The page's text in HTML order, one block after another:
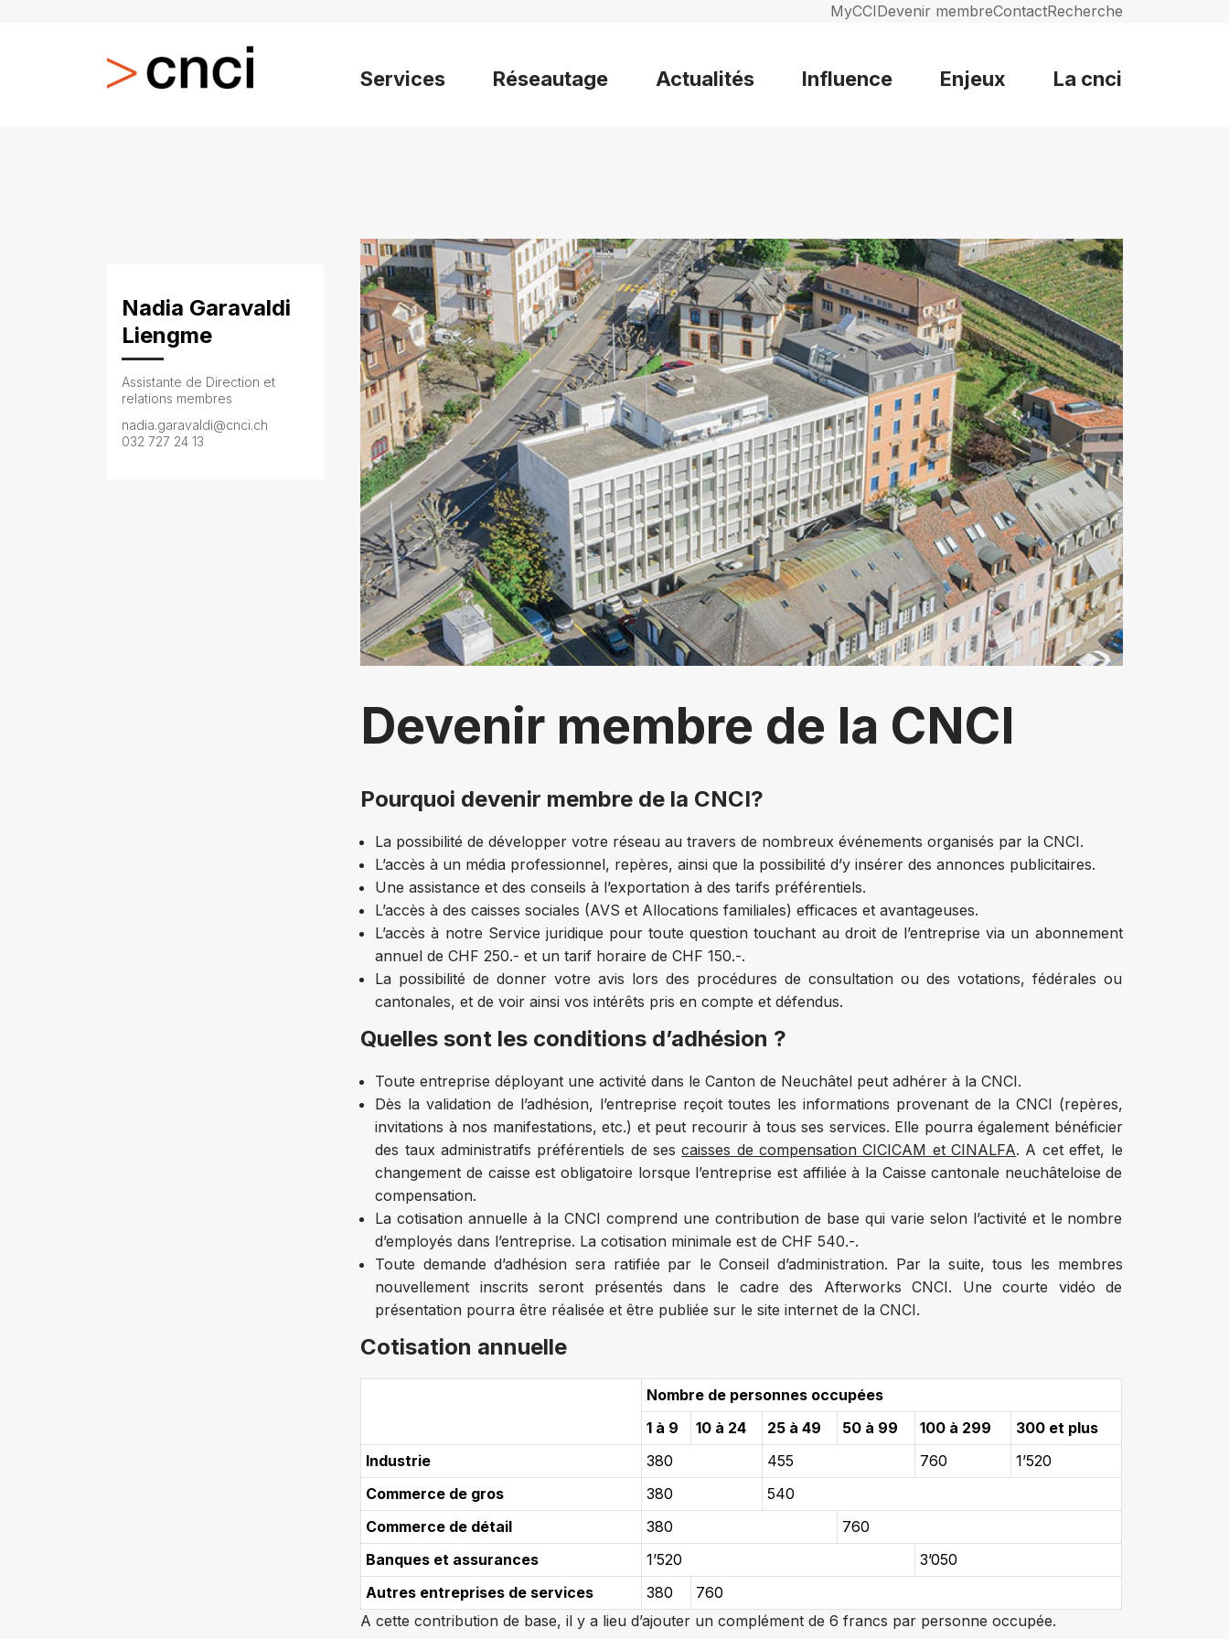
MyCCIDevenir membreContactRecherche
Services Réseautage Actualités Influence Enjeux La cnci
Nadia Garavaldi
Liengme
Assistante de Direction et
relations membres
nadia.garavaldi@cnci.ch
032 727 24 13
Devenir membre de la CNCI
Pourquoi devenir membre de la CNCI?
La possibilité de développer votre réseau au travers de nombreux événements organisés par la CNCI.
L’accès à un média professionnel, repères, ainsi que la possibilité d’y insérer des annonces publicitaires.
Une assistance et des conseils à l’exportation à des tarifs préférentiels.
L’accès à des caisses sociales (AVS et Allocations familiales) efficaces et avantageuses.
L’accès à notre Service juridique pour toute question touchant au droit de l’entreprise via un abonnement
annuel de CHF 250.- et un tarif horaire de CHF 150.-.
La possibilité de donner votre avis lors des procédures de consultation ou des votations, fédérales ou
cantonales, et de voir ainsi vos intérêts pris en compte et défendus.
Quelles sont les conditions d’adhésion ?
Toute entreprise déployant une activité dans le Canton de Neuchâtel peut adhérer à la CNCI.
Dès la validation de l’adhésion, l’entreprise reçoit toutes les informations provenant de la CNCI (repères,
invitations à nos manifestations, etc.) et peut recourir à tous ses services. Elle pourra également bénéficier
des taux administratifs préférentiels de sescaisses de compensation CICICAM et CINALFA. A cet effet, le
changement de caisse est obligatoire lorsque l’entreprise est affiliée à la Caisse cantonale neuchâteloise de
compensation.
La cotisation annuelle à la CNCI comprend une contribution de base qui varie selon l’activité et le nombre
d’employés dans l’entreprise. La cotisation minimale est de CHF 540.-.
Toute demande d’adhésion sera ratifiée par le Conseil d’administration. Par la suite, tous les membres
nouvellement inscrits seront présentés dans le cadre des Afterworks CNCI. Une courte vidéo de
présentation pourra être réalisée et être publiée sur le site internet de la CNCI.
Cotisation annuelle
Nombre de personnes occupées
1 à 9
10 à 24 25 à 49 50 à 99 100 à 299
300 et plus
Industrie
380 455 760
1’520
Commerce de gros
380
540
Commerce de détail
380
760
Banques et assurances
1’520
3’050
Autres entreprises de services
380
760
A cette contribution de base, il y a lieu d’ajouter un complément de 6 francs par personne occupée.